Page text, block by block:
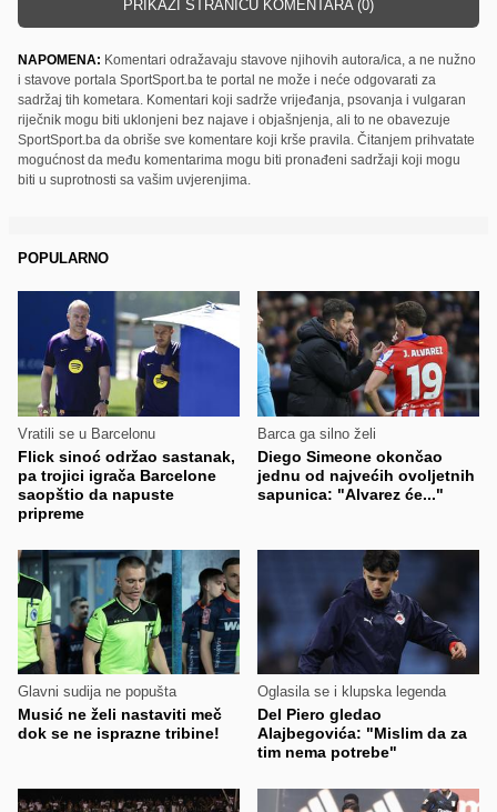
PRIKAŽI STRANICU KOMENTARA (0)
NAPOMENA: Komentari odražavaju stavove njihovih autora/ica, a ne nužno
i stavove portala SportSport.ba te portal ne može i neće odgovarati za
sadržaj tih kometara. Komentari koji sadrže vrijeđanja, psovanja i vulgaran
riječnik mogu biti uklonjeni bez najave i objašnjenja, ali to ne obavezuje
SportSport.ba da obriše sve komentare koji krše pravila. Čitanjem prihvatate
mogućnost da među komentarima mogu biti pronađeni sadržaji koji mogu
biti u suprotnosti sa vašim uvjerenjima.
POPULARNO
Vratili se u Barcelonu
Flick sinoć održao sastanak,
pa trojici igrača Barcelone
saopštio da napuste
pripreme
Barca ga silno želi
Diego Simeone okončao
jednu od najvećih ovoljetnih
sapunica: "Alvarez će..."
Glavni sudija ne popušta
Musić ne želi nastaviti meč
dok se ne isprazne tribine!
Oglasila se i klupska legenda
Del Piero gledao
Alajbegovića: "Mislim da za
tim nema potrebe"